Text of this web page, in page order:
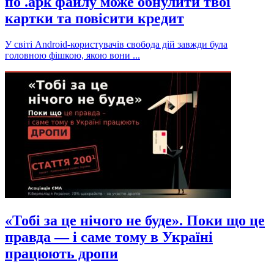
картки та повісити кредит
У світі Android-користувачів свобода дій завжди була
головною фішкою, якою вони ...
«Тобі за це нічого не буде». Поки що це
правда — і саме тому в Україні
працюють дропи